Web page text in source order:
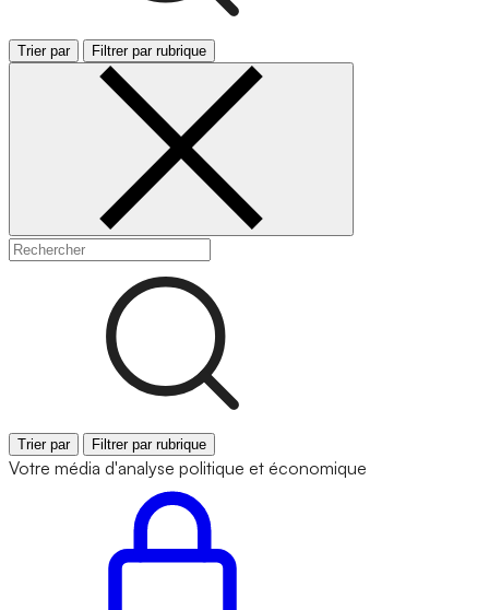
Trier par Filtrer par rubrique
Trier par Filtrer par rubrique
Votre média d'analyse politique et économique